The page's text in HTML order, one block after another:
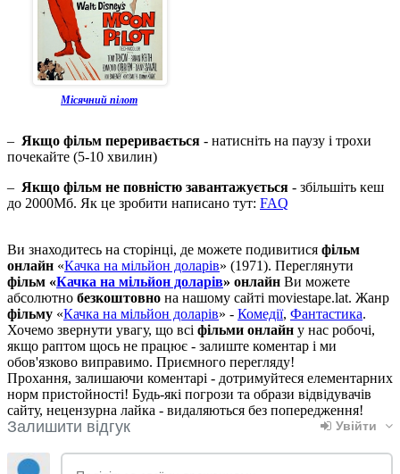
Місячний пілот
– Якщо фільм переривається - натисніть на паузу і трохи
почекайте (5-10 хвилин)
– Якщо фільм не повністю завантажується - збільшіть кеш
до 2000Мб. Як це зробити написано тут: FAQ
Ви знаходитесь на сторінці, де можете подивитися фільм
онлайн «Качка на мільйон доларів» (1971). Переглянути
фільм «Качка на мільйон доларів» онлайн Ви можете
абсолютно безкоштовно на нашому сайті moviestape.lat. Жанр
фільму «Качка на мільйон доларів» - Комедії, Фантастика.
Хочемо звернути увагу, що всі фільми онлайн у нас робочі,
якщо раптом щось не працює - залиште коментар і ми
обов'язково виправимо. Приємного перегляду!
Прохання, залишаючи коментарі - дотримуйтеся елементарних
норм пристойності! Будь-які погрози та образи відвідувачів
сайту, нецензурна лайка - видаляються без попередження!